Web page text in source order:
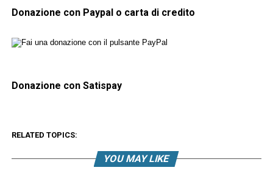
Donazione con Paypal o carta di credito
Donazione con Satispay
RELATED TOPICS:
YOU MAY LIKE